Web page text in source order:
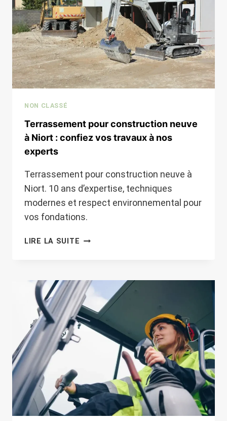
ÉTAPES
ET
PRIX
DES
TRAVAUX
NON CLASSÉ
Terrassement pour construction neuve
à Niort : confiez vos travaux à nos
experts
Terrassement pour construction neuve à
Niort. 10 ans d’expertise, techniques
modernes et respect environnemental pour
vos fondations.
LIRE LA SUITE TERRASSEMENT
À
NIORT
:
CONFIEZ
VOS
TRAVAUX
EXPERTS